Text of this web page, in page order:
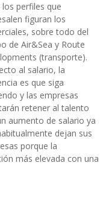
los perfiles que
figuran los
sobre todo del
de Air&Sea y Route
(transporte).
al salario, la
es que siga
y las empresas
retener al talento
aumento de salario ya
dejan sus
porque la
más elevada con una